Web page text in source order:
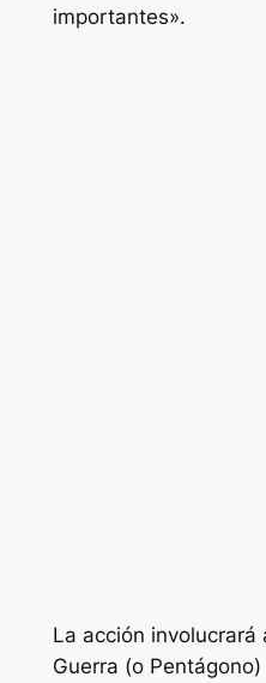
importantes».
La acción
Guerra (o